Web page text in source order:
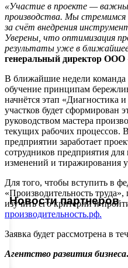
«Участие в проекте —
производства. Мы стремимся
за счёт внедрения
Уверены, что оптимизация
результаты уже в
генеральный директор
В ближайшие недели команда
обучение принципам
начнётся этап «Диагностика
участков будет сформирован
руководством мастера
текущих рабочих процессов.
предприятии заработает
сотрудников предприятия
изменений и тиражирования
Для того, чтобы вступить в
«Производительность
изучить его критерии и
производительность.рф.
Заявка будет рассмотрена в
Агентство развития бизнеса.
Новости партнеров